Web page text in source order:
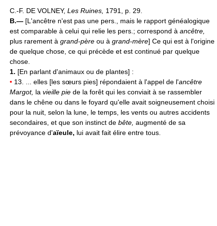
C.-F. DE VOLNEY, Les Ruines, 1791, p. 29.
B.— [L'ancêtre n'est pas une pers., mais le rapport généalogique
est comparable à celui qui relie les pers.; correspond à ancêtre,
plus rarement à grand-père ou à grand-mère] Ce qui est à l'origine
de quelque chose, ce qui précède et est continué par quelque
chose.
1. [En parlant d'animaux ou de plantes] :
• 13. ... elles [les sœurs pies] répondaient à l'appel de l'ancêtre
Margot, la vieille pie de la forêt qui les conviait à se rassembler
dans le chêne ou dans le foyard qu'elle avait soigneusement choisi
pour la nuit, selon la lune, le temps, les vents ou autres accidents
secondaires, et que son instinct de bête, augmenté de sa
prévoyance d'aïeule, lui avait fait élire entre tous.